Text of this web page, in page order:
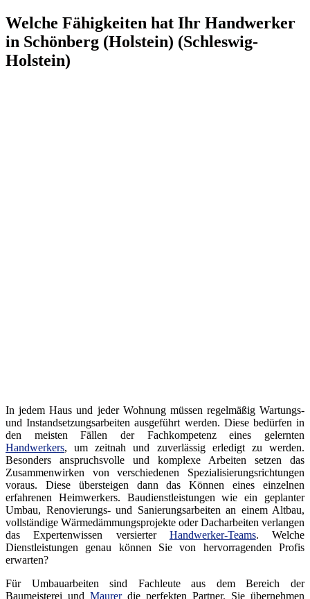
Welche Fähigkeiten hat Ihr Handwerker
in Schönberg (Holstein) (Schleswig-
Holstein)
In jedem Haus und jeder Wohnung müssen regelmäßig Wartungs-
und Instandsetzungsarbeiten ausgeführt werden. Diese bedürfen in
den meisten Fällen der Fachkompetenz eines gelernten
Handwerkers, um zeitnah und zuverlässig erledigt zu werden.
Besonders anspruchsvolle und komplexe Arbeiten setzen das
Zusammenwirken von verschiedenen Spezialisierungsrichtungen
voraus. Diese übersteigen dann das Können eines einzelnen
erfahrenen Heimwerkers. Baudienstleistungen wie ein geplanter
Umbau, Renovierungs- und Sanierungsarbeiten an einem Altbau,
vollständige Wärmedämmungsprojekte oder Dacharbeiten verlangen
das Expertenwissen versierter Handwerker-Teams. Welche
Dienstleistungen genau können Sie von hervorragenden Profis
erwarten?
Für Umbauarbeiten sind Fachleute aus dem Bereich der
Baumeisterei und Maurerdie perfekten Partner. Sie übernehmen